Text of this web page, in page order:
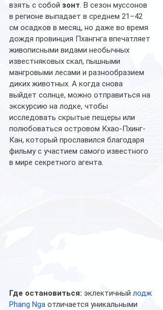
взять с собой зонт. В сезон муссонов
в регионе выпадает в среднем 21–42
см осадков в месяц, но даже во время
дождя провинция Пхангнга впечатляет
живописными видами необычных
известняковых скал, пышными
мангровыми лесами и разнообразием
диких животных. А когда снова
выйдет солнце, можно отправиться на
экскурсию на лодке, чтобы
исследовать скрытые пещеры или
полюбоваться островом Кхао-Пхинг-
Кан, который прославился благодаря
фильму с участием самого известного
в мире секретного агента.
Где остановиться: эклектичный лодж
Phang Nga отличается уникальными